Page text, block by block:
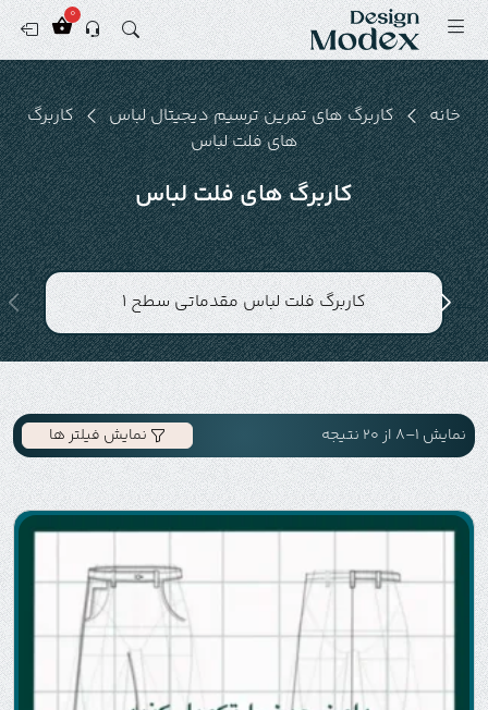
0
خانه کاربرگ های تمرین ترسیم دیجیتال لباس
کاربرگ
های فلت لباس
کاربرگ های فلت لباس
کاربرگ فلت لباس مقدماتی سطح 1
نمایش 1–8 از 20 نتیجه